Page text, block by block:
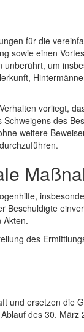
für die
sowie einen
um
vorliegt,
des
weitere
Akten.
des
und ersetzen die
des 30. März